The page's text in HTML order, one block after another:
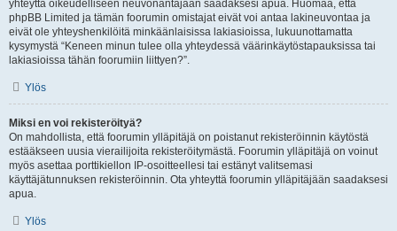
yhteyttä oikeudelliseen neuvonantajaan saadaksesi apua. Huomaa, että
phpBB Limited ja tämän foorumin omistajat eivät voi antaa lakineuvontaa ja
eivät ole yhteyshenkilöitä minkäänlaisissa lakiasioissa, lukuunottamatta
kysymystä “Keneen minun tulee olla yhteydessä väärinkäytöstapauksissa tai
lakiasioissa tähän foorumiin liittyen?”.
Ylös
Miksi en voi rekisteröityä?
On mahdollista, että foorumin ylläpitäjä on poistanut rekisteröinnin käytöstä
estääkseen uusia vierailijoita rekisteröitymästä. Foorumin ylläpitäjä on voinut
myös asettaa porttikiellon IP-osoitteellesi tai estänyt valitsemasi
käyttäjätunnuksen rekisteröinnin. Ota yhteyttä foorumin ylläpitäjään saadaksesi
apua.
Ylös